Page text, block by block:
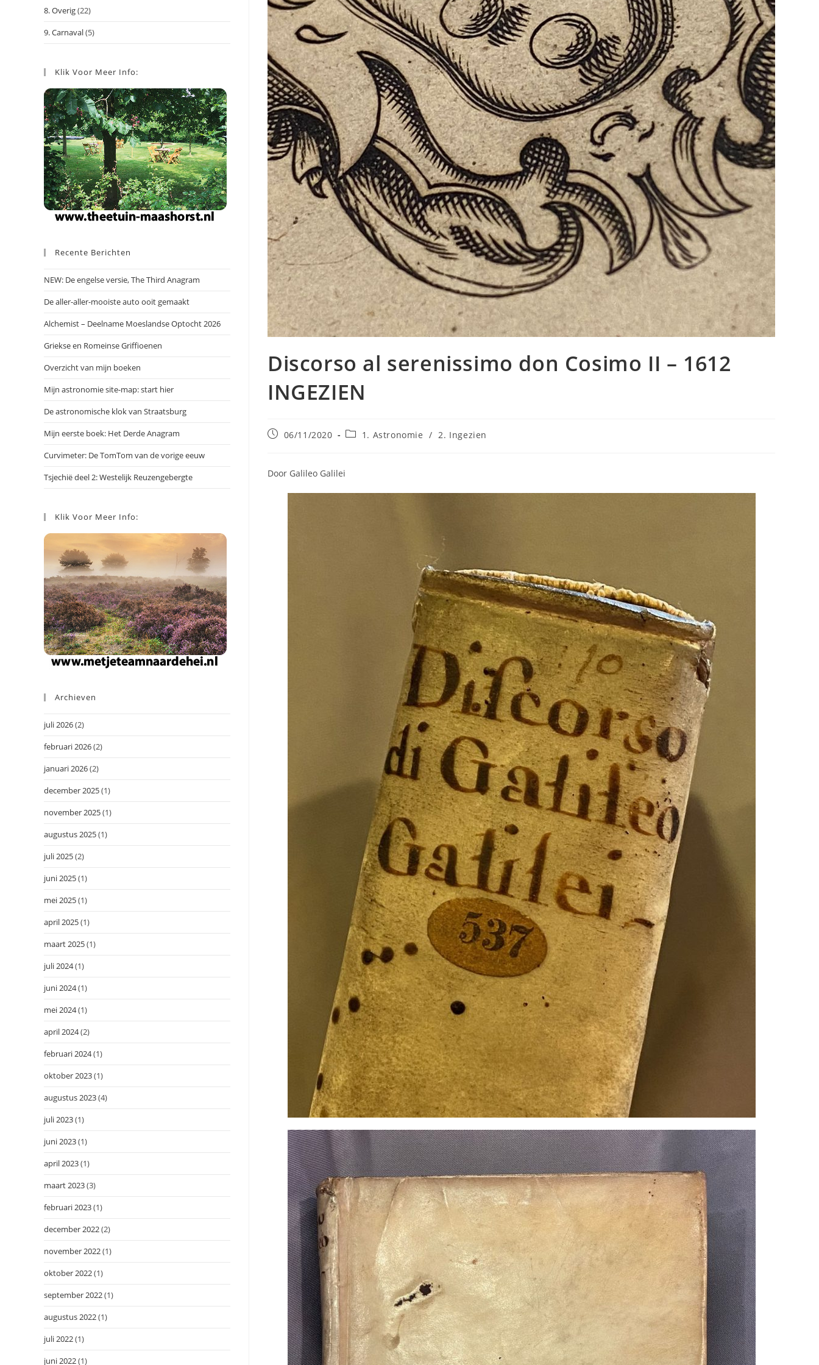
Discorso al serenissimo don Cosimo II – 1612
INGEZIEN
Bericht06/11/2020 Berichtcategorie:
1. Astronomie / 2. Ingezien
Door Galileo Galilei
8. Overig(22)
9. Carnaval(5)
Klik Voor Meer Info:
Recente Berichten
NEW: De engelse versie, The Third Anagram
De aller-aller-mooiste auto ooit gemaakt
Alchemist – Deelname Moeslandse Optocht 2026
Griekse en Romeinse Griffioenen
Overzicht van mijn boeken
Mijn astronomie site-map: start hier
De astronomische klok van Straatsburg
Mijn eerste boek: Het Derde Anagram
Curvimeter: De TomTom van de vorige eeuw
Tsjechië deel 2: Westelijk Reuzengebergte
Klik Voor Meer Info:
Archieven
juli 2026(2)
februari 2026(2)
januari 2026(2)
december 2025(1)
november 2025(1)
augustus 2025(1)
juli 2025(2)
juni 2025(1)
mei 2025(1)
april 2025(1)
maart 2025(1)
juli 2024(1)
juni 2024(1)
mei 2024(1)
april 2024(2)
februari 2024(1)
oktober 2023(1)
augustus 2023(4)
juli 2023(1)
juni 2023(1)
april 2023(1)
maart 2023(3)
februari 2023(1)
december 2022(2)
november 2022(1)
oktober 2022(1)
september 2022(1)
augustus 2022(1)
juli 2022(1)
juni 2022(1)